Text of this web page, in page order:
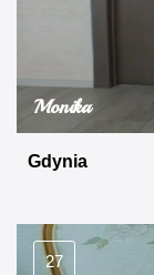
Monika
Gdynia
27